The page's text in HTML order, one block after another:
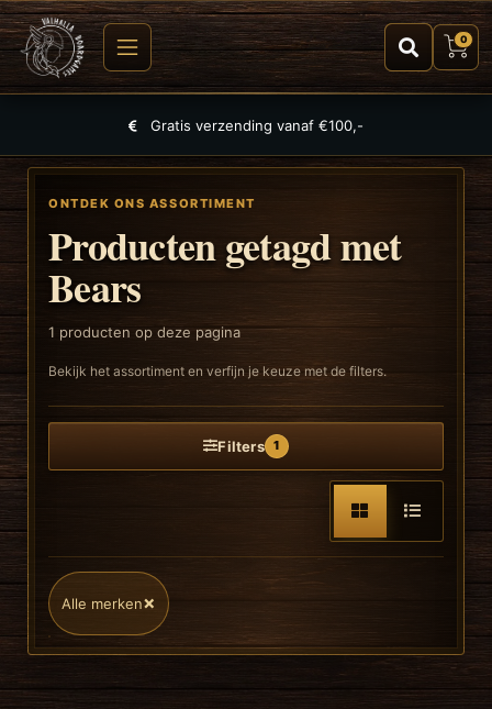
0
Gratis verzending vanaf €100,-
ONTDEK ONS ASSORTIMENT
Producten getagd met
Bears
1 producten op deze pagina
Bekijk het assortiment en verfijn je keuze met de filters.
Filters 1
Alle merken×